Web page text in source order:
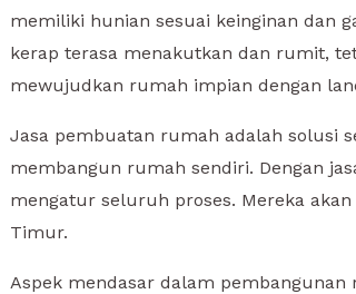
memiliki hunian sesuai keinginan dan
kerap terasa menakutkan dan rumit,
mewujudkan rumah impian dengan
Jasa pembuatan rumah adalah solusi
membangun rumah sendiri. Dengan
mengatur seluruh proses. Mereka
Timur.
Aspek mendasar dalam